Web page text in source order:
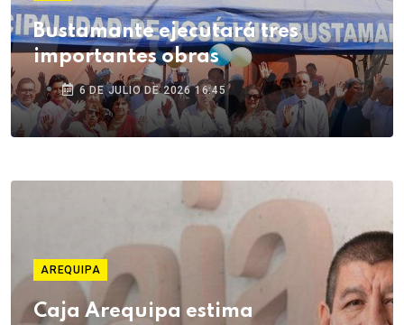
Bustamante ejecutará tres
importantes obras
6 DE JULIO DE 2026 16:45
AREQUIPA
Caja Arequipa estima